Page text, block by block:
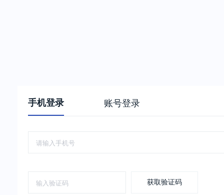
手机登录 账号登录
获取验证码